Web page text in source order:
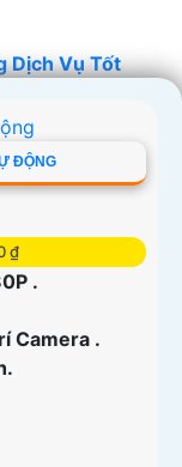
Dịch Vụ Tốt
ĐỘNG
₫
.
Camera .